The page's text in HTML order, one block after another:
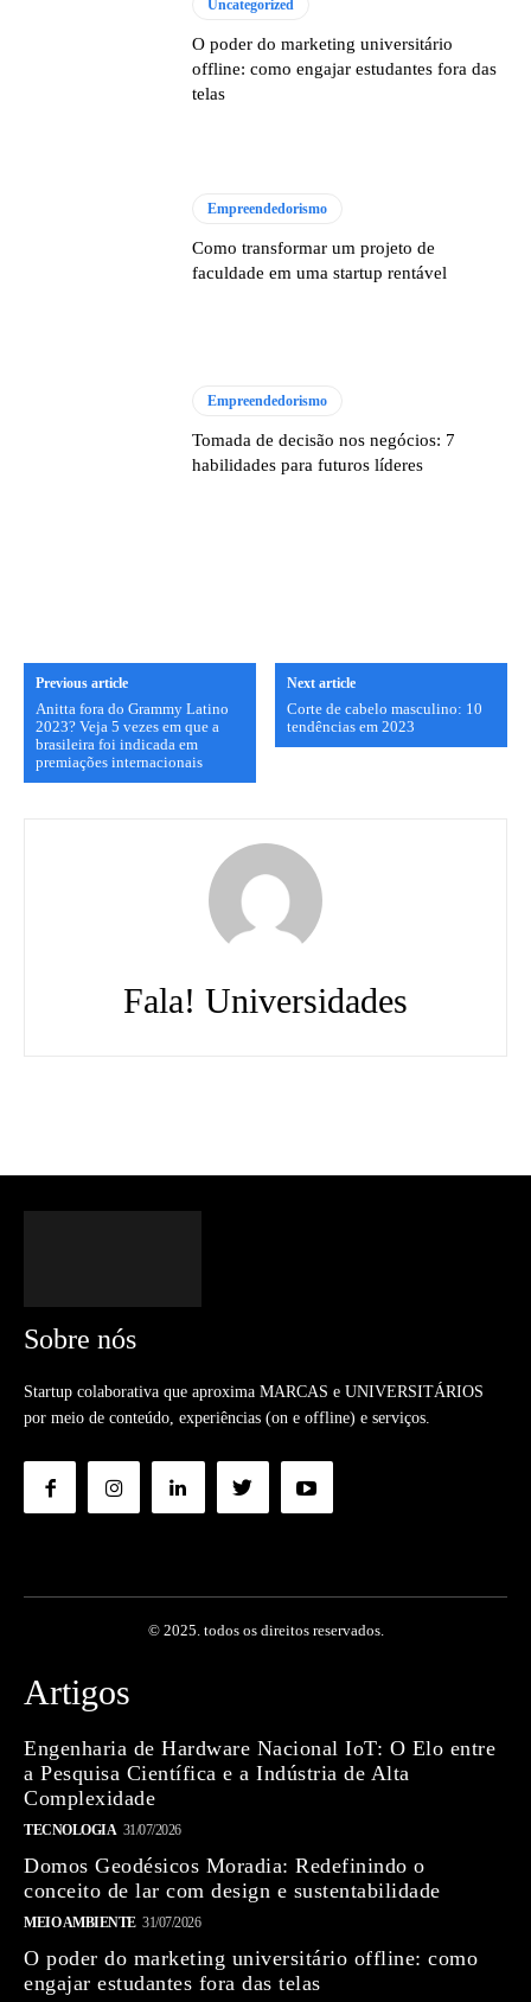
Uncategorized
O poder do marketing universitário
offline: como engajar estudantes fora das
telas
Empreendedorismo
Como transformar um projeto de
faculdade em uma startup rentável
Empreendedorismo
Tomada de decisão nos negócios: 7
habilidades para futuros líderes
Previous article
Anitta fora do Grammy Latino
2023? Veja 5 vezes em que a
brasileira foi indicada em
premiações internacionais
Next article
Corte de cabelo masculino: 10
tendências em 2023
Fala! Universidades
Sobre nós
Startup colaborativa que aproxima MARCAS e UNIVERSITÁRIOS
por meio de conteúdo, experiências (on e offline) e serviços.
© 2025. todos os direitos reservados.
Artigos
Engenharia de Hardware Nacional IoT: O Elo entre
a Pesquisa Científica e a Indústria de Alta
Complexidade
TECNOLOGIA 31/07/2026
Domos Geodésicos Moradia: Redefinindo o
conceito de lar com design e sustentabilidade
MEIO AMBIENTE 31/07/2026
O poder do marketing universitário offline: como
engajar estudantes fora das telas